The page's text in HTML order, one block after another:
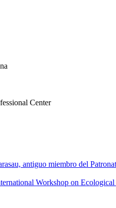
Center
antiguo miembro del
Workshop on